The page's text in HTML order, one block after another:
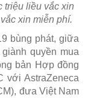
triệu liều vắc xin
xin miễn phí.
bùng phát, giữa
quyền mua
bản Hợp đồng
với AstraZeneca
đưa Việt Nam